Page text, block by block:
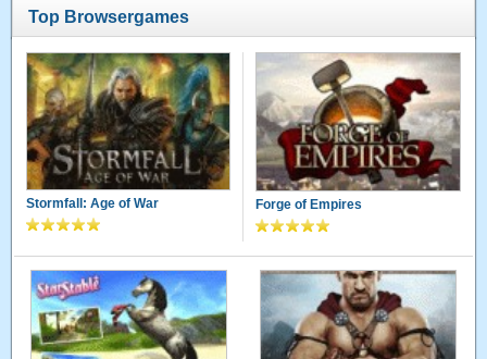
Top Browsergames
Stormfall: Age of War Forge of Empires